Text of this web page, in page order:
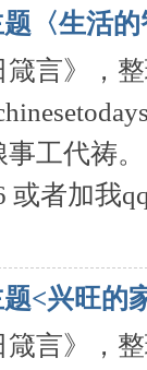
〈生活
言》，
工代祷
者加我
<兴旺的
言》，